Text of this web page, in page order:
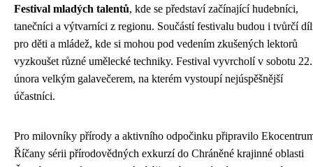
Festival mladých talentů, kde se představí začínající hudebníci,
tanečníci a výtvarníci z regionu. Součástí festivalu budou i tvůrčí
pro děti a mládež, kde si mohou pod vedením zkušených lektorů
vyzkoušet různé umělecké techniky. Festival vyvrcholí v sobotu 22.
února velkým galavečerem, na kterém vystoupí nejúspěšnější
účastníci.
Pro milovníky přírody a aktivního odpočinku připravilo
Říčany sérii přírodovědných exkurzí do Chráněné krajinné oblasti